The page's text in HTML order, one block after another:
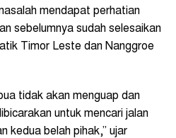
mendapat perhatian
sebelumnya sudah selesaikan
Timor Leste dan Nanggroe
tidak akan menguap dan
untuk mencari jalan
kedua belah pihak,” ujar